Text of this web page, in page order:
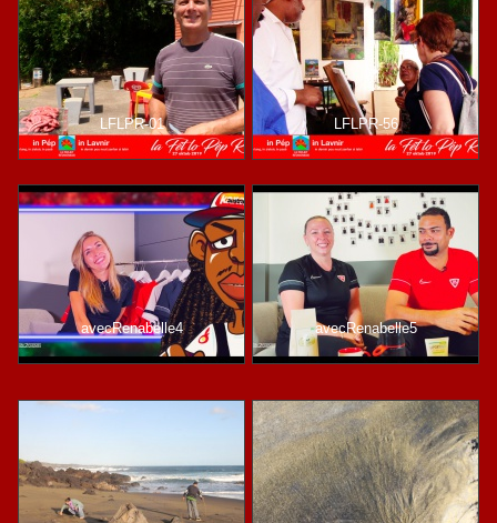
LFLPR-01 LFLPR-56
avecRenabelle4 avecRenabelle5